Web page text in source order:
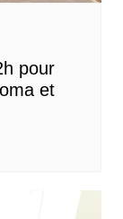
pour
et